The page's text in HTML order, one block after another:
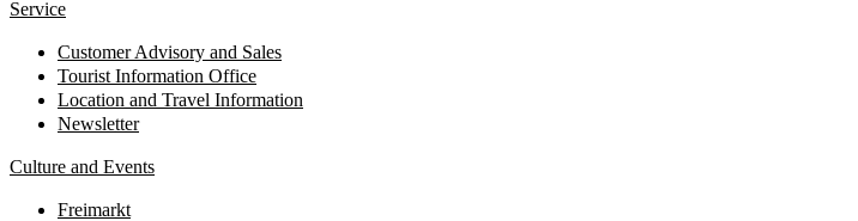
Service
Customer Advisory and Sales
Tourist Information Office
Location and Travel Information
Newsletter
Culture and Events
Freimarkt